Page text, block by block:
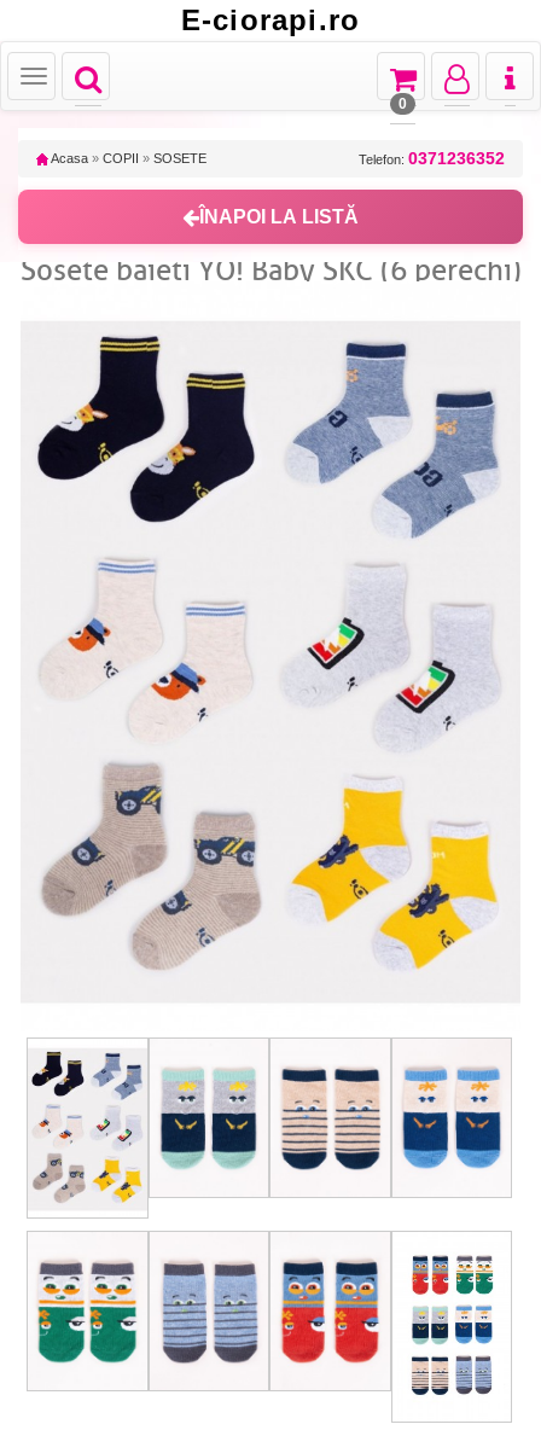
E-ciorapi.ro
Toggle
navigation
Toggle
Toggle
navigation
Toggle
navigation
Toggle
navigation
0
Acasa » COPII » SOSETE Telefon: 0371236352
ÎNAPOI LA LISTĂ
Sosete baieti YO! Baby SKC (6 perechi)